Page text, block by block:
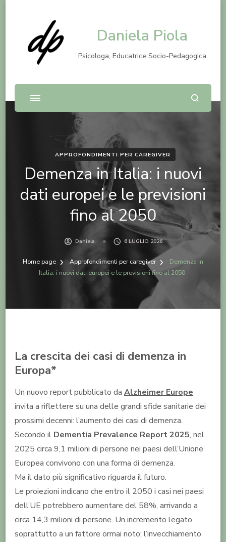
Daniela Piola
Psicologa, Educatrice Socio-Pedagogica
APPROFONDIMENTI PER CAREGIVER
Demenza in Italia: i nuovi
dati europei e le previsioni
fino al 2050
Daniela 6 LUGLIO 2026
Home page Approfondimenti per caregiver
Demenza in
Italia: i nuovi dati europei e le previsioni fino al 2050
La crescita dei casi di demenza in
Europa*
Un nuovo report pubblicato da Alzheimer Europe
invita a riflettere su una delle grandi sfide sanitarie dei
prossimi decenni: l’aumento dei casi di demenza.
Secondo il Dementia Prevalence Report 2025, nel
2025 circa 9,1 milioni di persone nei paesi dell’Unione
Europea convivono con una forma di demenza.
Ma il dato più significativo riguarda il futuro.
Le proiezioni indicano che entro il 2050 i casi nei paesi
dell’UE potrebbero aumentare del 58%, arrivando a
circa 14,3 milioni di persone. Un incremento legato
soprattutto a un fattore ormai noto: l’invecchiamento